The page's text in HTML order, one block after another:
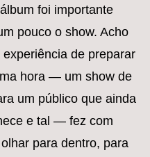
foi importante
pouco o show. Acho
de preparar
hora — um show de
um público que ainda
e tal — fez com
para dentro, para